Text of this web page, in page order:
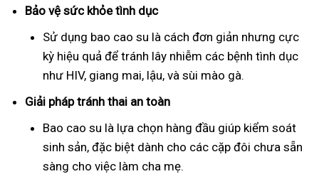
Bảo vệ sức khỏe tình dục
Sử dụng bao cao su là cách đơn giản nhưng cực
kỳ hiệu quả để tránh lây nhiễm các bệnh tình dục
như HIV, giang mai, lậu, và sùi mào gà.
Giải pháp tránh thai an toàn
Bao cao su là lựa chọn hàng đầu giúp kiểm soát
sinh sản, đặc biệt dành cho các cặp đôi chưa sẵn
sàng cho việc làm cha mẹ.